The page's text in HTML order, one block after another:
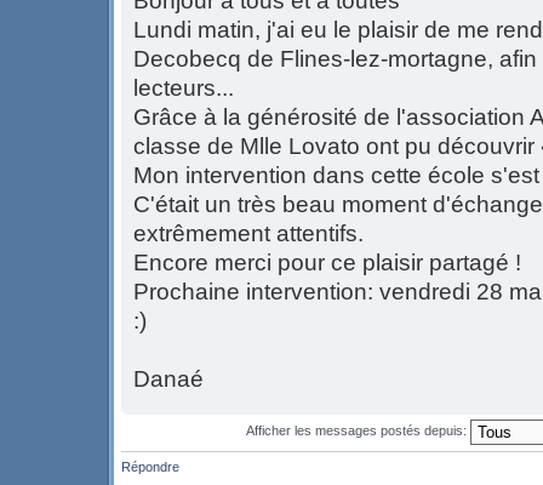
Lundi matin, j'ai eu le plaisir de me
Decobecq de Flines-lez-mortagne,
lecteurs...
Grâce à la générosité de l'association
classe de Mlle Lovato ont pu
Mon intervention dans cette école
C'était un très beau moment
extrêmement attentifs.
Encore merci pour ce plaisir partagé !
Prochaine intervention: vendredi 28
:)
Danaé
Afficher les messages postés depuis:
Répondre